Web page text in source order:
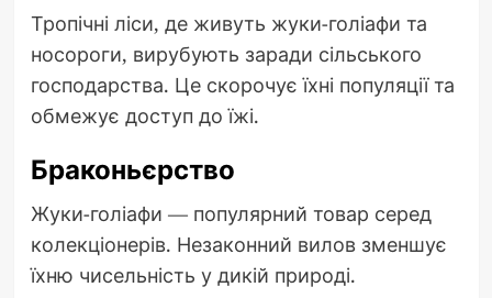
Тропічні ліси, де живуть жуки-голіафи та
носороги, вирубують заради сільського
господарства. Це скорочує їхні популяції та
обмежує доступ до їжі.
Браконьєрство
Жуки-голіафи — популярний товар серед
колекціонерів. Незаконний вилов зменшує
їхню чисельність у дикій природі.